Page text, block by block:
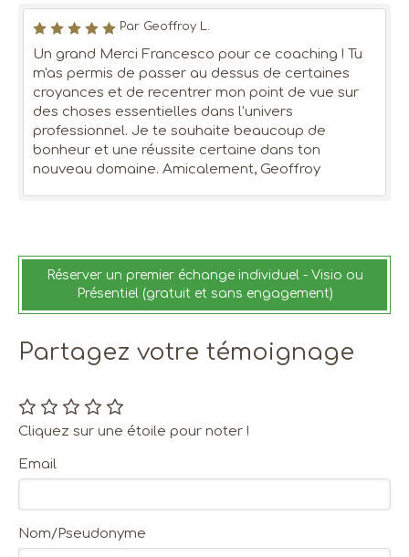
Par Geoffroy L.
Un grand Merci Francesco pour ce coaching ! Tu
m'as permis de passer au dessus de certaines
croyances et de recentrer mon point de vue sur
des choses essentielles dans l'univers
professionnel. Je te souhaite beaucoup de
bonheur et une réussite certaine dans ton
nouveau domaine. Amicalement, Geoffroy
Réserver un premier échange individuel - Visio ou
Présentiel (gratuit et sans engagement)
Partagez votre témoignage
Cliquez sur une étoile pour noter !
Email
Nom/Pseudonyme